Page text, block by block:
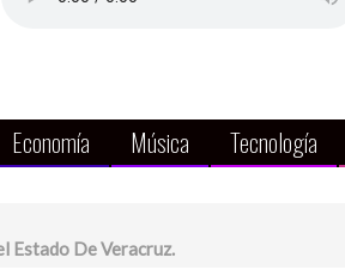
Economía Música Tecnología
Estado De Veracruz.